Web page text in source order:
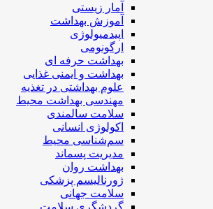
آمار زیستی
آموزش بهداشت
اپیدمیولوژی
ارگونومی
بهداشت حرفه ای
بهداشت و ایمنی غذایی
علوم بهداشتی در تغذیه
مهندسی بهداشت محيط
سلامت سالمندی
اکولوژی انسانی
سم‌شناسی محیط
مدیریت پسماند
بهداشت روان
ژورنالیسم پزشکی
سلامت جهانی
گردشگري سلامت